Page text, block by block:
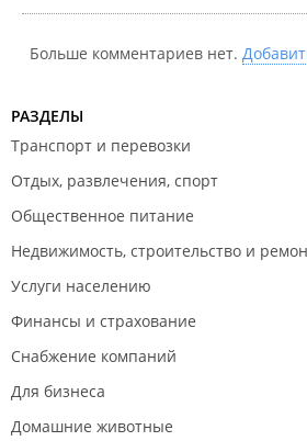
Больше комментариев нет.
РАЗДЕЛЫ
Транспорт и перевозки
Отдых, развлечения, спорт
Общественное питание
Недвижимость, строительство и
Услуги населению
Финансы и страхование
Снабжение компаний
Для бизнеса
Домашние животные